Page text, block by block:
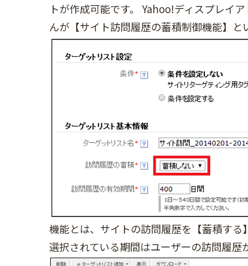
トが作成可能です。 Yahoo!ディスプレイ
んが【サイト訪問履歴の蓄積制御機能】と
機能とは、サイトの訪問履歴を【蓄積す
選択されている期間はユーザーの訪問履歴